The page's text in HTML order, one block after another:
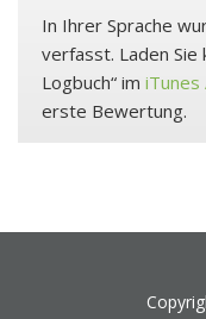
In Ihrer Sprache
verfasst. Laden Sie
Logbuch“ im iTunes
erste Bewertung.